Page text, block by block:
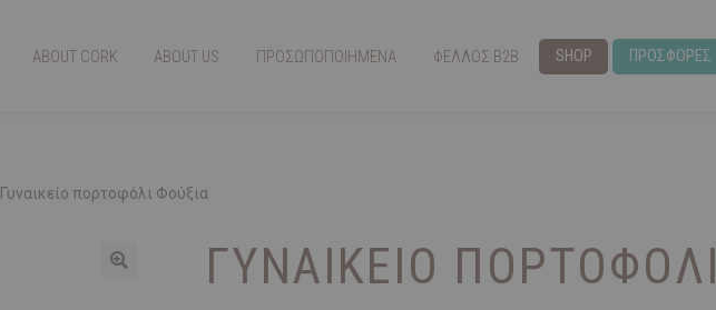
ABOUT CORK ABOUT US ΠΡΟΣΩΠΟΠΟΙΗΜΕΝΑ ΦΕΛΛΟΣ Β2Β SHOP ΠΡΟΣΦΟΡΕΣ
Γυναικείο πορτοφόλι Φούξια
ΓΥΝΑΙΚΕΊΟ ΠΟΡΤΟΦΌΛΙ